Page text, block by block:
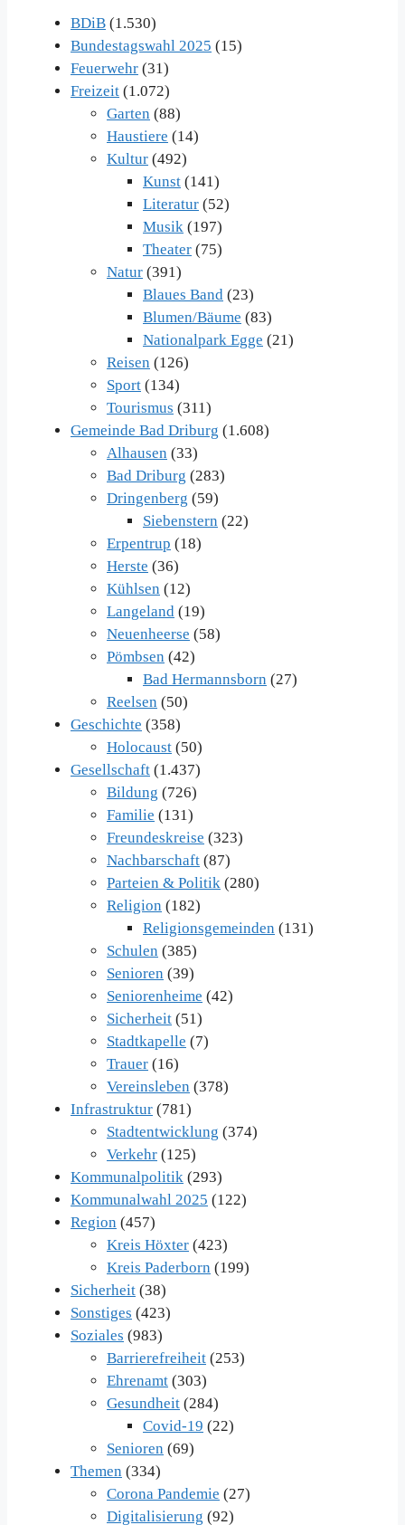
BDiB (1.530)
Bundestagswahl 2025 (15)
Feuerwehr (31)
Freizeit (1.072)
Garten (88)
Haustiere (14)
Kultur (492)
Kunst (141)
Literatur (52)
Musik (197)
Theater (75)
Natur (391)
Blaues Band (23)
Blumen/Bäume (83)
Nationalpark Egge (21)
Reisen (126)
Sport (134)
Tourismus (311)
Gemeinde Bad Driburg (1.608)
Alhausen (33)
Bad Driburg (283)
Dringenberg (59)
Siebenstern (22)
Erpentrup (18)
Herste (36)
Kühlsen (12)
Langeland (19)
Neuenheerse (58)
Pömbsen (42)
Bad Hermannsborn (27)
Reelsen (50)
Geschichte (358)
Holocaust (50)
Gesellschaft (1.437)
Bildung (726)
Familie (131)
Freundeskreise (323)
Nachbarschaft (87)
Parteien & Politik (280)
Religion (182)
Religionsgemeinden (131)
Schulen (385)
Senioren (39)
Seniorenheime (42)
Sicherheit (51)
Stadtkapelle (7)
Trauer (16)
Vereinsleben (378)
Infrastruktur (781)
Stadtentwicklung (374)
Verkehr (125)
Kommunalpolitik (293)
Kommunalwahl 2025 (122)
Region (457)
Kreis Höxter (423)
Kreis Paderborn (199)
Sicherheit (38)
Sonstiges (423)
Soziales (983)
Barrierefreiheit (253)
Ehrenamt (303)
Gesundheit (284)
Covid-19 (22)
Senioren (69)
Themen (334)
Corona Pandemie (27)
Digitalisierung (92)